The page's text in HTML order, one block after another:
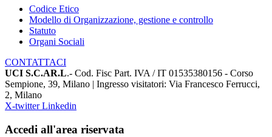
Codice Etico
Modello di Organizzazione, gestione e controllo
Statuto
Organi Sociali
CONTATTACI
UCI S.C.AR.L.- Cod. Fisc Part. IVA / IT 01535380156 - Corso
Sempione, 39, Milano | Ingresso visitatori: Via Francesco Ferrucci,
2, Milano
X-twitter Linkedin
Accedi all'area riservata